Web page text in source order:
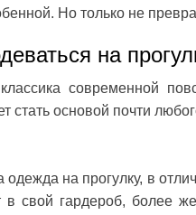
Но только не
на
современной
стать основой почти
одежда на прогулку, в
свой гардероб, более